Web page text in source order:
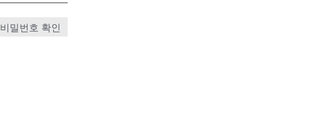
비밀번호 확인